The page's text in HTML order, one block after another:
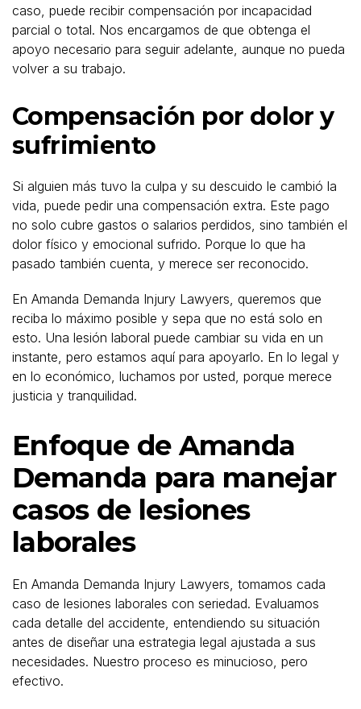
caso, puede recibir compensación por incapacidad
parcial o total. Nos encargamos de que obtenga el
apoyo necesario para seguir adelante, aunque no pueda
volver a su trabajo.
Compensación por dolor y
sufrimiento
Si alguien más tuvo la culpa y su descuido le cambió la
vida, puede pedir una compensación extra. Este pago
no solo cubre gastos o salarios perdidos, sino también el
dolor físico y emocional sufrido. Porque lo que ha
pasado también cuenta, y merece ser reconocido.
En Amanda Demanda Injury Lawyers, queremos que
reciba lo máximo posible y sepa que no está solo en
esto. Una lesión laboral puede cambiar su vida en un
instante, pero estamos aquí para apoyarlo. En lo legal y
en lo económico, luchamos por usted, porque merece
justicia y tranquilidad.
Enfoque de Amanda
Demanda para manejar
casos de lesiones
laborales
En Amanda Demanda Injury Lawyers, tomamos cada
caso de lesiones laborales con seriedad. Evaluamos
cada detalle del accidente, entendiendo su situación
antes de diseñar una estrategia legal ajustada a sus
necesidades. Nuestro proceso es minucioso, pero
efectivo.